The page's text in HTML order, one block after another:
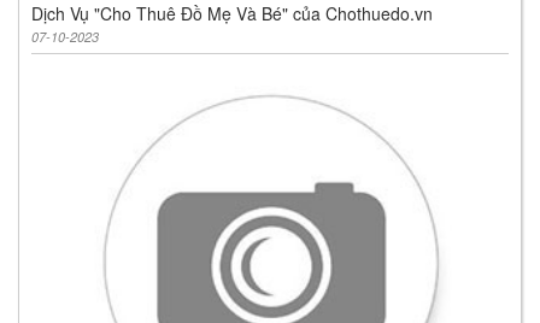
Dịch Vụ "Cho Thuê Đồ Mẹ Và Bé" của Chothuedo.vn
07-10-2023